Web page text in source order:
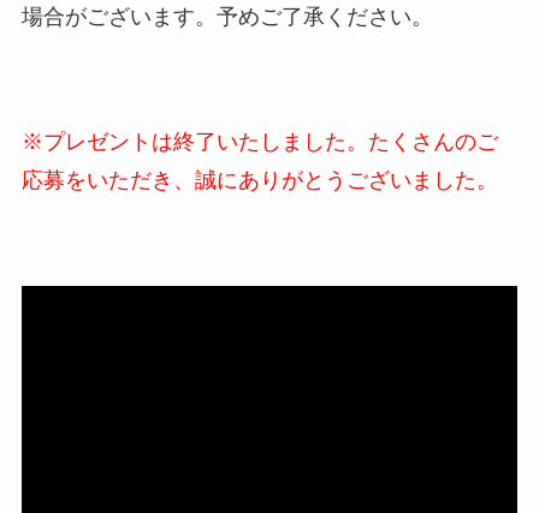
場合がございます。予めご了承ください。
※プレゼントは終了いたしました。たくさんのご
応募をいただき、誠にありがとうございました。